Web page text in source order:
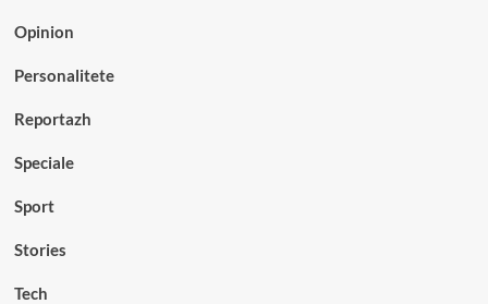
Opinion
Personalitete
Reportazh
Speciale
Sport
Stories
Tech